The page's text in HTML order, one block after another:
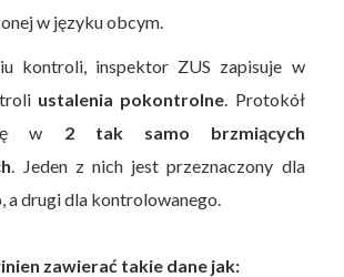
w języku obcym.
kontroli, inspektor ZUS zapisuje w
ustalenia pokontrolne . Protokół
w 2 tak samo brzmiących
. Jeden z nich jest przeznaczony dla
a drugi dla kontrolowanego.
zawierać takie dane jak: